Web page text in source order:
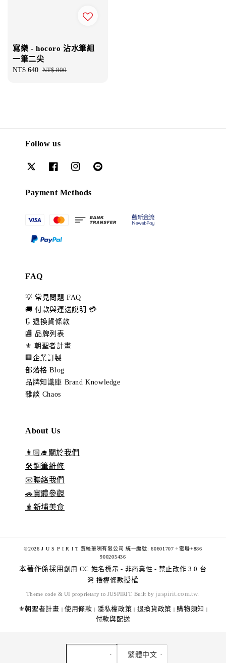
寫樂 - hocoro 沾水筆組
一筆二尖
Sale
NT$ 640 Regular
NT$ 800
Follow us
Payment Methods
FAQ
💡 常見問題 FAQ
🚚 付款與運送說明 💳
🔃 退換貨條款
🏬 品牌列表
⚜️ 朝聖者計畫
🏢企業訂製
部落格 Blog
品牌知識庫 Brand Knowledge
雜談 Chaos
About Us
👩🏻‍🎓關於我們
🛠️鋼筆維修
📧聯絡我們
🚗實體參觀
🧋新埔美食
©2026 J U S P I R I T 賈絲筆咧有限公司 統一編號: 60601707。電聯+886
900205436
本著作係採用 創用 CC 姓名標示 - 非商業性 - 禁止改作 3.0 台
灣 授權條款授權
Theme code & UI proprietary to JUSPIRIT. Built by juspirit.com.tw
⚜️朝聖者計畫 | 使用條款 | 隱私權政策 | 退換貨政策 | 購物須知 |
付款與配送